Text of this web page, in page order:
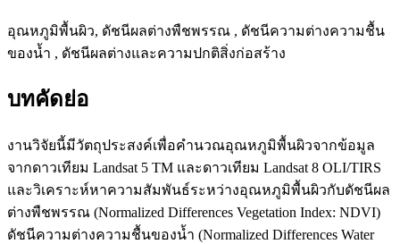
อุณหภูมิพื้นผิว, ดัชนีผลต่างพืชพรรณ , ดัชนีความต่างความชื้น
ของน้ำ , ดัชนีผลต่างและความปกติสิ่งก่อสร้าง
บทคัดย่อ
งานวิจัยนี้มีวัตถุประสงค์เพื่อคำนวณอุณหภูมิพื้นผิวจากข้อมูล
จากดาวเทียม Landsat 5 TM และดาวเทียม Landsat 8 OLI/TIRS
และวิเคราะห์หาความสัมพันธ์ระหว่างอุณหภูมิพื้นผิวกับดัชนีผล
ต่างพืชพรรณ (Normalized Differences Vegetation Index: NDVI)
ดัชนีความต่างความชื้นของน้ำ (Normalized Differences Water